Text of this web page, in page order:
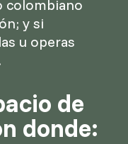
colombiano
y si
u operas
de
donde: